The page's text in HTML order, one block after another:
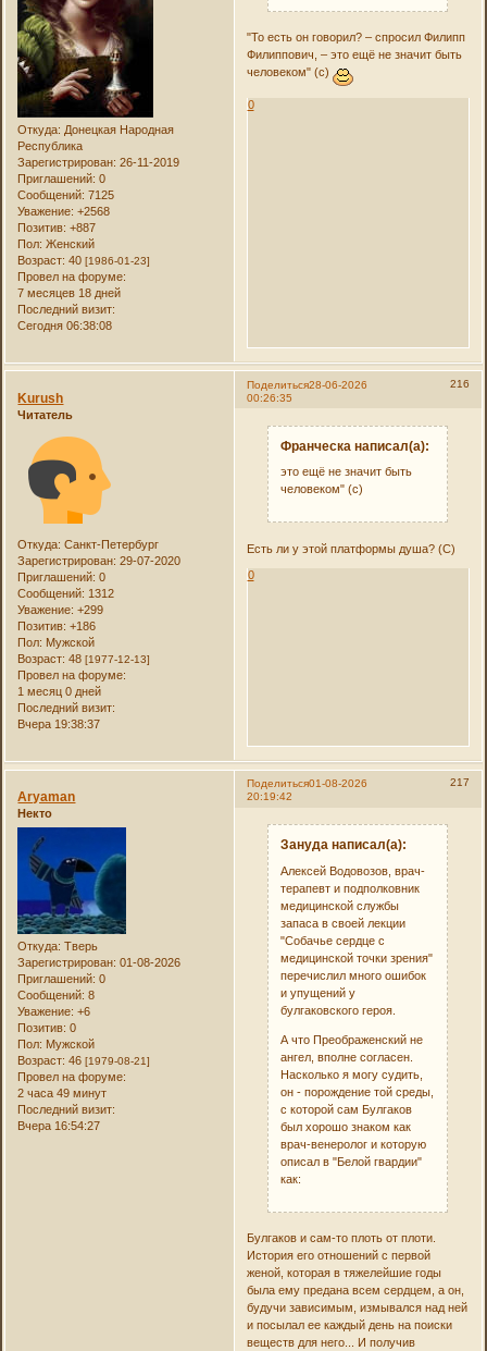
Откуда: Донецкая Народная
Республика
Зарегистрирован: 26-11-2019
Приглашений: 0
Сообщений: 7125
Уважение: +2568
Позитив: +887
Пол: Женский
Возраст: 40[1986-01-23]
Провел на форуме:
7 месяцев 18 дней
Последний визит:
Сегодня 06:38:08
"То есть он говорил? – спросил Филипп
Филиппович, – это ещё не значит быть
человеком" (с)
0
Поделиться 216
28-06-2026
00:26:35
Kurush
Читатель
Откуда: Санкт-Петербург
Зарегистрирован: 29-07-2020
Приглашений: 0
Сообщений: 1312
Уважение: +299
Позитив: +186
Пол: Мужской
Возраст: 48[1977-12-13]
Провел на форуме:
1 месяц 0 дней
Последний визит:
Вчера 19:38:37
Франческа написал(а):
это ещё не значит быть
человеком" (с)
Есть ли у этой платформы душа? (С)
0
Поделиться 217
01-08-2026
20:19:42
Aryaman
Некто
Откуда: Тверь
Зарегистрирован: 01-08-2026
Приглашений: 0
Сообщений: 8
Уважение: +6
Позитив: 0
Пол: Мужской
Возраст: 46[1979-08-21]
Провел на форуме:
2 часа 49 минут
Последний визит:
Вчера 16:54:27
Зануда написал(а):
Алексей Водовозов, врач-
терапевт и подполковник
медицинской службы
запаса в своей лекции
"Собачье сердце с
медицинской точки зрения"
перечислил много ошибок
и упущений у
булгаковского героя.
А что Преображенский не
ангел, вполне согласен.
Насколько я могу судить,
он - порождение той среды,
с которой сам Булгаков
был хорошо знаком как
врач-венеролог и которую
описал в "Белой гвардии"
как:
Булгаков и сам-то плоть от плоти.
История его отношений с первой
женой, которая в тяжелейшие годы
была ему предана всем сердцем, а он,
будучи зависимым, измывался над ней
и посылал ее каждый день на поиски
веществ для него... И получив